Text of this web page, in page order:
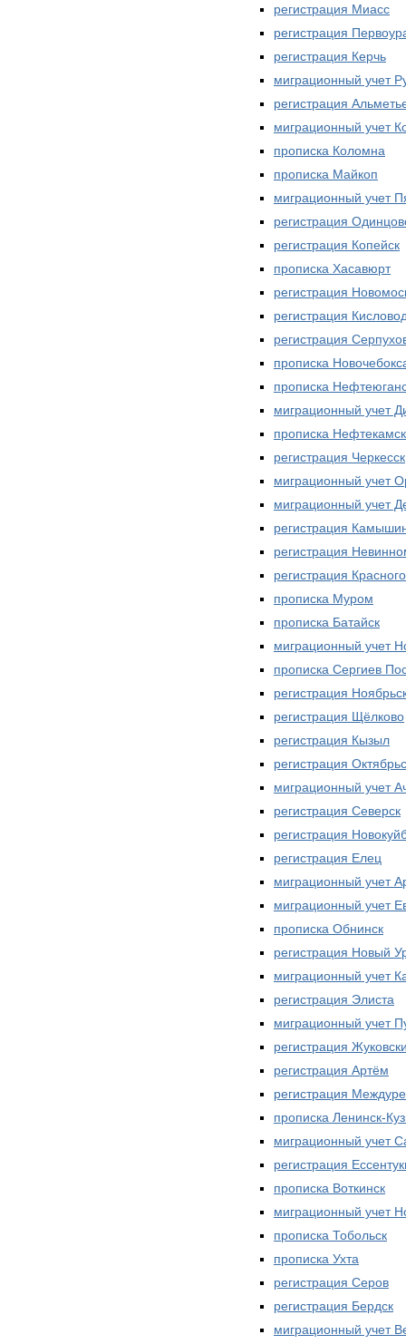
регистрация Миасс
регистрация
регистрация Керчь
миграционный учет
регистрация
миграционный учет
прописка Коломна
прописка Майкоп
миграционный учет
регистрация
регистрация Копейск
прописка Хасавюрт
регистрация
регистрация
регистрация
прописка
прописка
миграционный учет
прописка Нефтекамск
регистрация Черкесск
миграционный учет
миграционный учет
регистрация
регистрация
регистрация
прописка Муром
прописка Батайск
миграционный учет
прописка Сергиев
регистрация
регистрация Щёлково
регистрация Кызыл
регистрация
миграционный учет
регистрация Северск
регистрация
регистрация Елец
миграционный учет
миграционный учет
прописка Обнинск
регистрация Новый
миграционный учет
регистрация Элиста
миграционный учет
регистрация
регистрация Артём
регистрация
прописка Ленинск-
миграционный учет
регистрация
прописка Воткинск
миграционный учет
прописка Тобольск
прописка Ухта
регистрация Серов
регистрация Бердск
миграционный учет